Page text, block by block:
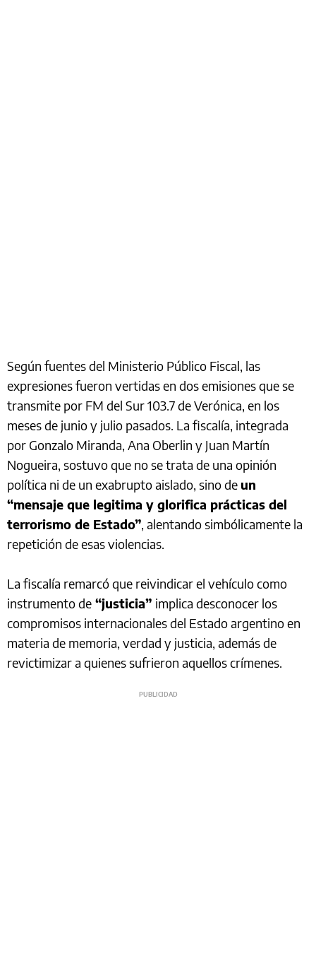
Según fuentes del Ministerio Público Fiscal, las
expresiones fueron vertidas en dos emisiones que se
transmite por FM del Sur 103.7 de Verónica, en los
meses de junio y julio pasados. La fiscalía, integrada
por Gonzalo Miranda, Ana Oberlin y Juan Martín
Nogueira, sostuvo que no se trata de una opinión
política ni de un exabrupto aislado, sino de un
“mensaje que legitima y glorifica prácticas del
terrorismo de Estado”, alentando simbólicamente la
repetición de esas violencias.
La fiscalía remarcó que reivindicar el vehículo como
instrumento de “justicia” implica desconocer los
compromisos internacionales del Estado argentino en
materia de memoria, verdad y justicia, además de
revictimizar a quienes sufrieron aquellos crímenes.